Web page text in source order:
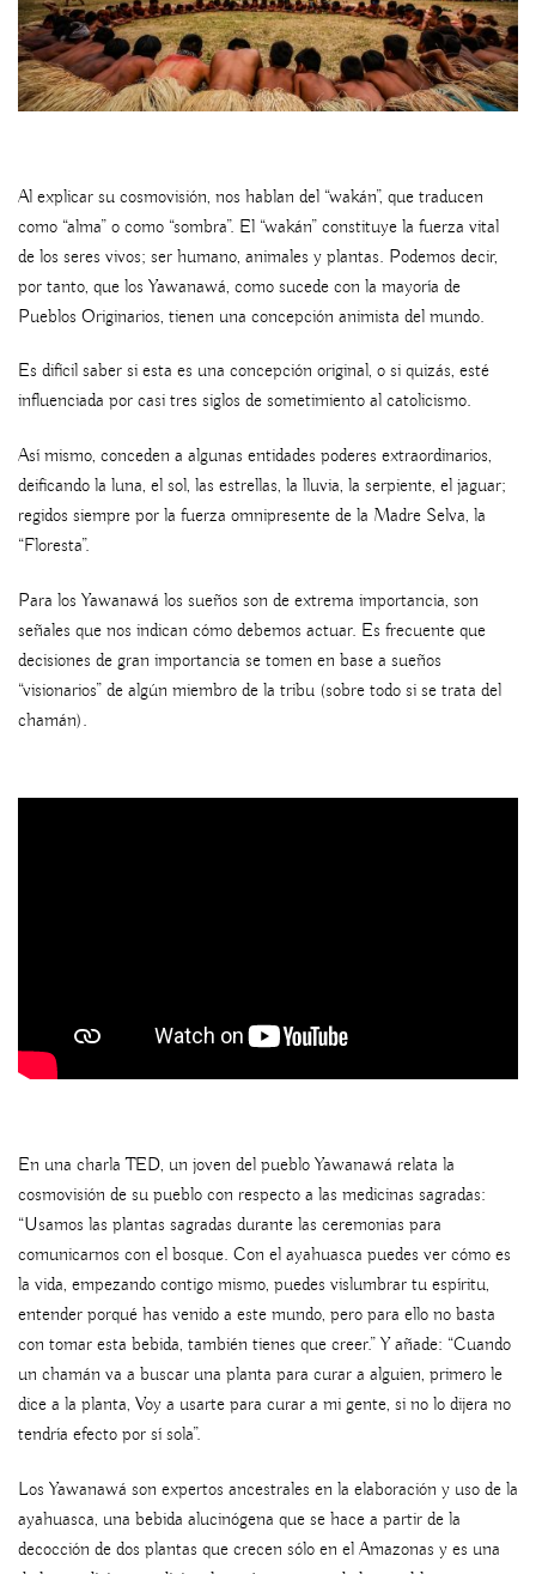
Al explicar su cosmovisión, nos hablan del “wakán”, que traducen
como “alma” o como “sombra”. El “wakán” constituye la fuerza vital
de los seres vivos; ser humano, animales y plantas. Podemos decir,
por tanto, que los Yawanawá, como sucede con la mayoría de
Pueblos Originarios, tienen una concepción animista del mundo.
Es difícil saber si esta es una concepción original, o si quizás, esté
influenciada por casi tres siglos de sometimiento al catolicismo.
Así mismo, conceden a algunas entidades poderes extraordinarios,
deificando la luna, el sol, las estrellas, la lluvia, la serpiente, el jaguar;
regidos siempre por la fuerza omnipresente de la Madre Selva, la
“Floresta”.
Para los Yawanawá los sueños son de extrema importancia, son
señales que nos indican cómo debemos actuar. Es frecuente que
decisiones de gran importancia se tomen en base a sueños
“visionarios” de algún miembro de la tribu (sobre todo si se trata del
chamán).
En una charla TED, un joven del pueblo Yawanawá relata la
cosmovisión de su pueblo con respecto a las medicinas sagradas:
“Usamos las plantas sagradas durante las ceremonias para
comunicarnos con el bosque. Con el ayahuasca puedes ver cómo es
la vida, empezando contigo mismo, puedes vislumbrar tu espíritu,
entender porqué has venido a este mundo, pero para ello no basta
con tomar esta bebida, también tienes que creer.” Y añade: “Cuando
un chamán va a buscar una planta para curar a alguien, primero le
dice a la planta, Voy a usarte para curar a mi gente, si no lo dijera no
tendría efecto por sí sola”.
Los Yawanawá son expertos ancestrales en la elaboración y uso de la
ayahuasca, una bebida alucinógena que se hace a partir de la
decocción de dos plantas que crecen sólo en el Amazonas y es una